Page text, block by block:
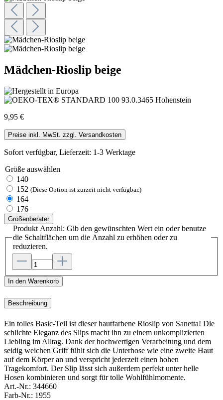
Mädchen-Rioslip beige
9,95 €
Preise inkl. MwSt. zzgl. Versandkosten
Sofort verfügbar, Lieferzeit: 1-3 Werktage
Größe auswählen
140
152 (Diese Option ist zurzeit nicht verfügbar.)
164
176
Größenberater
Produkt Anzahl: Gib den gewünschten Wert ein oder benutze
die Schaltflächen um die Anzahl zu erhöhen oder zu
reduzieren.
In den Warenkorb
Beschreibung
Ein tolles Basic-Teil ist dieser hautfarbene Rioslip von Sanetta! Die
schlichte Eleganz des Slips macht ihn zu einem unkomplizierten
Liebling im Alltag. Dank der hochwertigen Verarbeitung und dem
seidig weichen Griff fühlt sich die Unterhose wie eine zweite Haut
auf dem Körper an und verspricht jederzeit einen hohen
Tragekomfort. Der Slip lässt sich außerdem perfekt unter helle
Hosen kombinieren und sorgt für tolle Wohlfühlmomente.
Art.-Nr.: 344660
Farb-Nr.: 1955